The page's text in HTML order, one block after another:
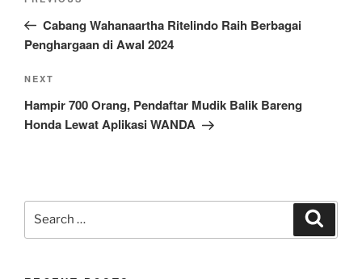
PostCabang Wahanaartha Ritelindo Raih Berbagai
Penghargaan di Awal 2024
Next
Post
NEXT
Hampir 700 Orang, Pendaftar Mudik Balik Bareng
Honda Lewat Aplikasi WANDA
Search
for: